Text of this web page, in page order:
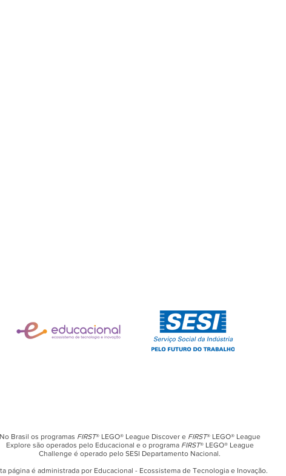
No Brasil os programas FIRST® LEGO® League Discover e FIRST® LEGO® League
Explore são operados pelo Educacional e o programa FIRST® LEGO® League
Challenge é operado pelo SESI Departamento Nacional.
página é administrada por Educacional - Ecossistema de Tecnologia e Inovação.